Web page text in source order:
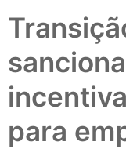
para